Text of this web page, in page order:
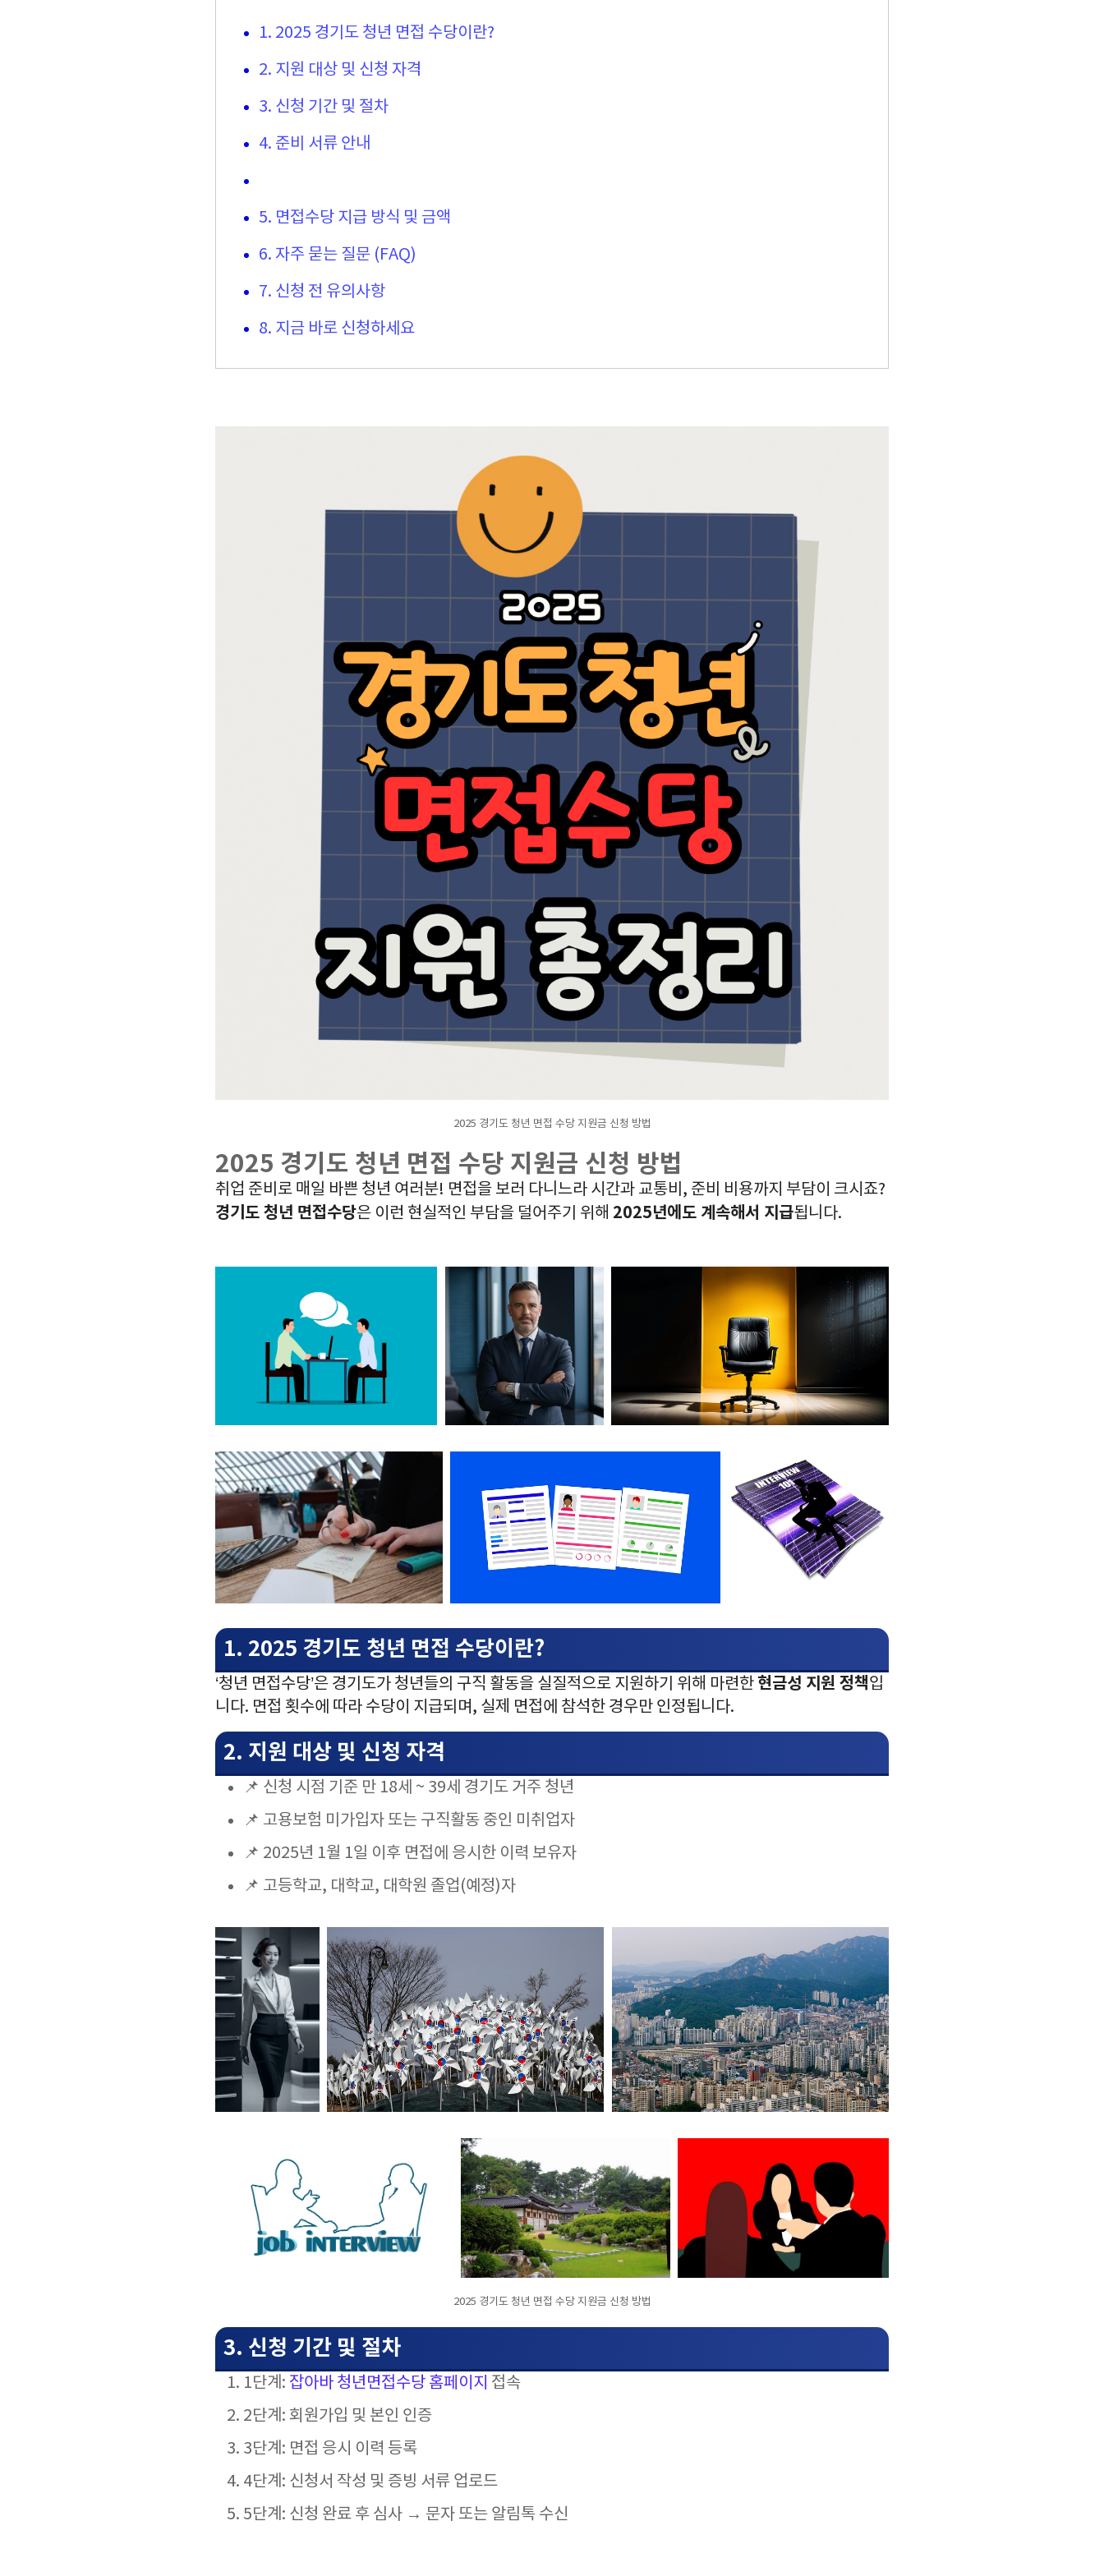
1. 2025 경기도 청년 면접 수당이란?
2. 지원 대상 및 신청 자격
3. 신청 기간 및 절차
4. 준비 서류 안내
5. 면접수당 지급 방식 및 금액
6. 자주 묻는 질문 (FAQ)
7. 신청 전 유의사항
8. 지금 바로 신청하세요
2025 경기도 청년 면접 수당 지원금 신청 방법
2025 경기도 청년 면접 수당 지원금 신청 방법
취업 준비로 매일 바쁜 청년 여러분! 면접을 보러 다니느라 시간과 교통비, 준비 비용까지 부담이 크시죠?
경기도 청년 면접수당은 이런 현실적인 부담을 덜어주기 위해 2025년에도 계속해서 지급됩니다.
1. 2025 경기도 청년 면접 수당이란?
‘청년 면접수당’은 경기도가 청년들의 구직 활동을 실질적으로 지원하기 위해 마련한 현금성 지원 정책입
니다. 면접 횟수에 따라 수당이 지급되며, 실제 면접에 참석한 경우만 인정됩니다.
2. 지원 대상 및 신청 자격
📌 신청 시점 기준 만 18세 ~ 39세 경기도 거주 청년
📌 고용보험 미가입자 또는 구직활동 중인 미취업자
📌 2025년 1월 1일 이후 면접에 응시한 이력 보유자
📌 고등학교, 대학교, 대학원 졸업(예정)자
2025 경기도 청년 면접 수당 지원금 신청 방법
3. 신청 기간 및 절차
1단계: 잡아바 청년면접수당 홈페이지 접속
2단계: 회원가입 및 본인 인증
3단계: 면접 응시 이력 등록
4단계: 신청서 작성 및 증빙 서류 업로드
5단계: 신청 완료 후 심사 → 문자 또는 알림톡 수신